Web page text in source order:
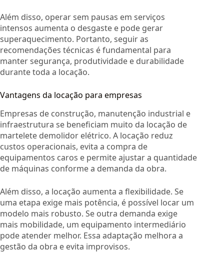
Além disso, operar sem pausas em serviços
intensos aumenta o desgaste e pode gerar
superaquecimento. Portanto, seguir as
recomendações técnicas é fundamental para
manter segurança, produtividade e durabilidade
durante toda a locação.
Vantagens da locação para empresas
Empresas de construção, manutenção industrial e
infraestrutura se beneficiam muito da locação de
martelete demolidor elétrico. A locação reduz
custos operacionais, evita a compra de
equipamentos caros e permite ajustar a quantidade
de máquinas conforme a demanda da obra.
Além disso, a locação aumenta a flexibilidade. Se
uma etapa exige mais potência, é possível locar um
modelo mais robusto. Se outra demanda exige
mais mobilidade, um equipamento intermediário
pode atender melhor. Essa adaptação melhora a
gestão da obra e evita improvisos.